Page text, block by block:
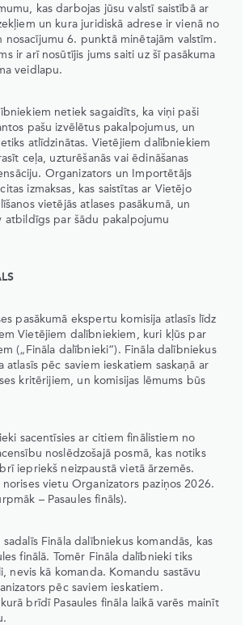
kas darbojas jūsu valstī saistībā ar
un kura juridiskā adrese ir vienā no
nosacījumu 6. punktā minētajām valstīm.
ir arī nosūtījis jums saiti uz šī pasākuma
veidlapu.
netiek sagaidīts, ka viņi paši
pašu izvēlētus pakalpojumus, un
atlīdzinātas. Vietējiem dalībniekiem
ceļa, uzturēšanās vai ēdināšanas
Organizators un Importētājs
izmaksas, kas saistītas ar Vietējo
vietējās atlases pasākumā, un
atbildīgs par šādu pakalpojumu
pasākumā ekspertu komisija atlasīs līdz
Vietējiem dalībniekiem, kuri kļūs par
(„Fināla dalībnieki“). Fināla dalībniekus
atlasīs pēc saviem ieskatiem saskaņā ar
kritērijiem, un komisijas lēmums būs
sacentīsies ar citiem finālistiem no
noslēdzošajā posmā, kas notiks
iepriekš neizpaustā vietā ārzemēs.
norises vietu Organizators paziņos 2026.
– Pasaules fināls).
Fināla dalībniekus komandās, kas
finālā. Tomēr Fināla dalībnieki tiks
nevis kā komanda. Komandu sastāvu
pēc saviem ieskatiem.
brīdī Pasaules fināla laikā varēs mainīt